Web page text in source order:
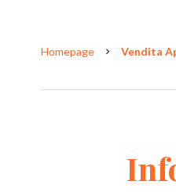
Homepage Vendita